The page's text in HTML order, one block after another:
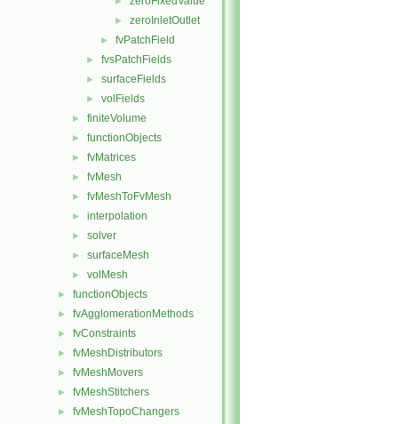
► zeroInletOutlet
► fvPatchField
► fvsPatchFields
► surfaceFields
► volFields
► finiteVolume
► functionObjects
► fvMatrices
► fvMesh
► fvMeshToFvMesh
► interpolation
► solver
► surfaceMesh
► volMesh
► functionObjects
► fvAgglomerationMethods
► fvConstraints
► fvMeshDistributors
► fvMeshMovers
► fvMeshStitchers
► fvMeshTopoChangers